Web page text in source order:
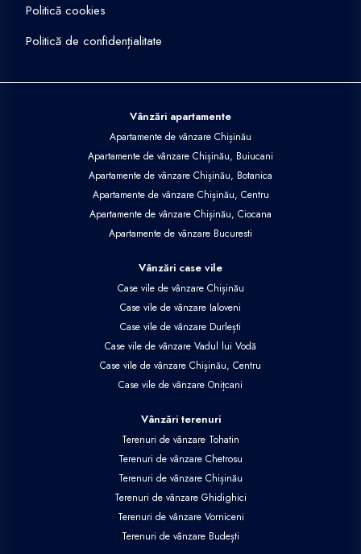
Politică cookies
Politică de confidențialitate
Vânzări apartamente
Apartamente de vânzare Chișinău
Apartamente de vânzare Chișinău, Buiucani
Apartamente de vânzare Chișinău, Botanica
Apartamente de vânzare Chișinău, Centru
Apartamente de vânzare Chișinău, Ciocana
Apartamente de vânzare Bucuresti
Vânzări case vile
Case vile de vânzare Chișinău
Case vile de vânzare Ialoveni
Case vile de vânzare Durlești
Case vile de vânzare Vadul lui Vodă
Case vile de vânzare Chișinău, Centru
Case vile de vânzare Onițcani
Vânzări terenuri
Terenuri de vânzare Tohatin
Terenuri de vânzare Chetrosu
Terenuri de vânzare Chișinău
Terenuri de vânzare Ghidighici
Terenuri de vânzare Vorniceni
Terenuri de vânzare Budești